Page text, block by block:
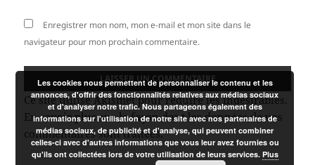
Enregistrer mon nom, mon e-mail et mon site dans le
navigateur pour mon prochain commentaire.
Ce site utilise Akismet pour réduire les indésirables.
En savoir plus sur la façon dont les données de vos
commentaires sont traitées.
Les cookies nous permettent de personnaliser le contenu et les
annonces, d'offrir des fonctionnalités relatives aux médias sociaux
et d'analyser notre trafic. Nous partageons également des
informations sur l'utilisation de notre site avec nos partenaires de
médias sociaux, de publicité et d'analyse, qui peuvent combiner
celles-ci avec d'autres informations que vous leur avez fournies ou
qu'ils ont collectées lors de votre utilisation de leurs services. Plus